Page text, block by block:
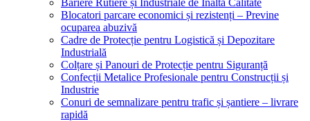
Bariere Rutiere și Industriale de Înaltă Calitate
Blocatori parcare economici și rezistenți – Previne
ocuparea abuzivă
Cadre de Protecție pentru Logistică și Depozitare
Industrială
Colțare și Panouri de Protecție pentru Siguranță
Confecții Metalice Profesionale pentru Construcții și
Industrie
Conuri de semnalizare pentru trafic și șantiere – livrare
rapidă